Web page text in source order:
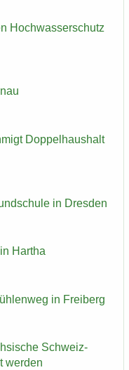
Hoch­was­ser­schutz
Dop­pel­haus­halt
in Dres­den
Har­tha
in Frei­berg
Schweiz-​
wer­den